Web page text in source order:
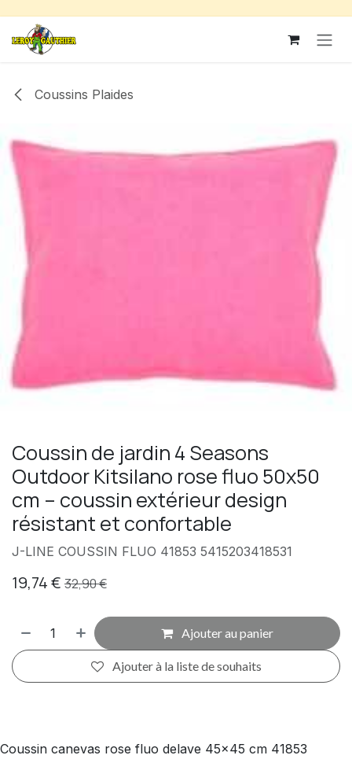
Se rendre au contenu
Coussins Plaides
Coussin de jardin 4 Seasons
Outdoor Kitsilano rose fluo 50x50
cm – coussin extérieur design
résistant et confortable
J-LINE COUSSIN FLUO 41853 5415203418531
19,74€ 32,90€
Ajouter au panier
Ajouter à la liste de souhaits
Coussin canevas rose fluo delave 45x45 cm 41853